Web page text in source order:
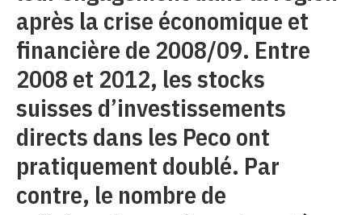
après la crise économique et
financière de 2008/09. Entre
2008 et 2012, les stocks
suisses d’investissements
directs dans les Peco ont
pratiquement doublé. Par
contre, le nombre de